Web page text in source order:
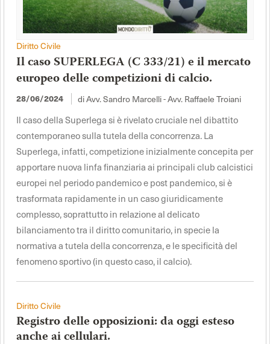
Diritto Civile
Il caso SUPERLEGA (C 333/21) e il mercato
europeo delle competizioni di calcio.
28/06/2024 di Avv. Sandro Marcelli - Avv. Raffaele Troiani
Il caso della Superlega si è rivelato cruciale nel dibattito
contemporaneo sulla tutela della concorrenza. La
Superlega, infatti, competizione inizialmente concepita per
apportare nuova linfa finanziaria ai principali club calcistici
europei nel periodo pandemico e post pandemico, si è
trasformata rapidamente in un caso giuridicamente
complesso, soprattutto in relazione al delicato
bilanciamento tra il diritto comunitario, in specie la
normativa a tutela della concorrenza, e le specificità del
fenomeno sportivo (in questo caso, il calcio).
Diritto Civile
Registro delle opposizioni: da oggi esteso
anche ai cellulari.